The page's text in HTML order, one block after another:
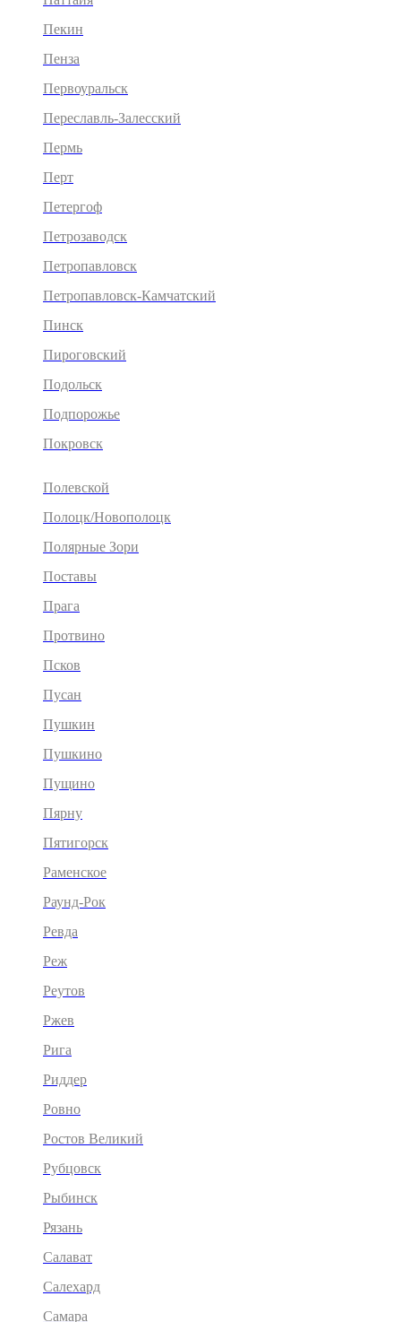
Пекин
Пенза
Первоуральск
Переславль-Залесский
Пермь
Перт
Петергоф
Петрозаводск
Петропавловск
Петропавловск-Камчатский
Пинск
Пироговский
Подольск
Подпорожье
Покровск
Полевской
Полоцк/Новополоцк
Полярные Зори
Поставы
Прага
Протвино
Псков
Пусан
Пушкин
Пушкино
Пущино
Пярну
Пятигорск
Раменское
Раунд-Рок
Ревда
Реж
Реутов
Ржев
Рига
Риддер
Ровно
Ростов Великий
Рубцовск
Рыбинск
Рязань
Салават
Салехард
Самара